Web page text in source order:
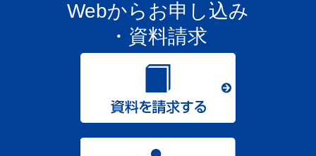
Webからお申し込み
・資料請求